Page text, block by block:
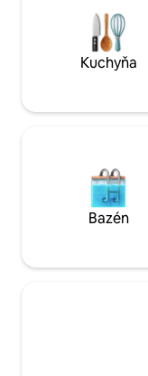
vykopávky
rokov priniesli na
siahajúcich až do
Obec je tiež veľmi
zrekonštruovaná a
má priestranný
záhradu, ktorá je
Toto je typická
krétskych domov v
budove. Svojim hosťom som vždy k
telefóne, poslať mi
priamo do doručených
nachádza na úpätí
Kuchyňa
Bazén